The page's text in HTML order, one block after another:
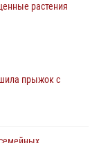
растения
– Главном
прыжок с